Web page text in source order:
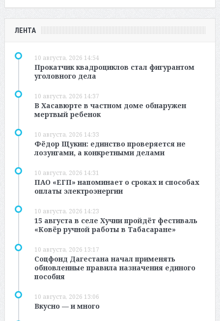
ЛЕНТА
10 августа, 2026 14:54
Прокатчик квадроциклов стал фигурантом
уголовного дела
10 августа, 2026 14:37
В Хасавюрте в частном доме обнаружен
мертвый ребенок
10 августа, 2026 14:33
Фёдор Щукин: единство проверяется не
лозунгами, а конкретными делами
10 августа, 2026 14:31
ПАО «ЕГП» напоминает о сроках и способах
оплаты электроэнергии
10 августа, 2026 14:23
15 августа в селе Хучни пройдёт фестиваль
«Ковёр ручной работы в Табасаране»
10 августа, 2026 13:17
Соцфонд Дагестана начал применять
обновленные правила назначения единого
пособия
10 августа, 2026 13:06
Вкусно — и много